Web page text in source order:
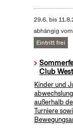
29.6. bis
abhängig
Eintritt frei
Club
Kinder und
außerhalb
Turniere